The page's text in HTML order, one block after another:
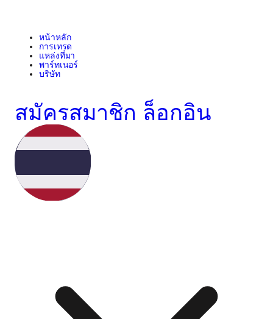
หน้าหลัก
การเทรด
แหล่งที่มา
พาร์ทเนอร์
บริษัท
สมัครสมาชิก ล็อกอิน